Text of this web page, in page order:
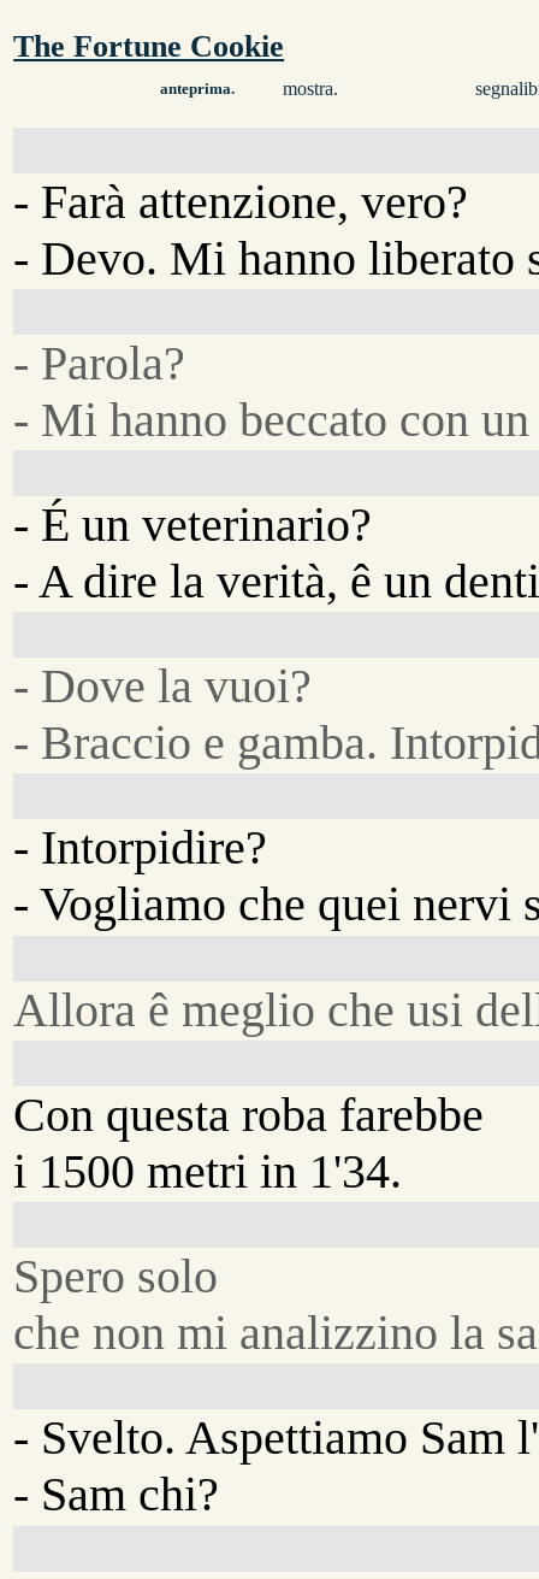
The Fortune Cookie
anteprima. mostra.
- Farà attenzione, vero?
- Devo. Mi hanno liberato
- Parola?
- Mi hanno beccato con
- É un veterinario?
- A dire la verità, ê un
- Dove la vuoi?
- Braccio e gamba.
- Intorpidire?
- Vogliamo che quei nervi
Allora ê meglio che usi
Con questa roba farebbe
i 1500 metri in 1'34.
Spero solo
che non mi analizzino la
- Svelto. Aspettiamo Sam
- Sam chi?